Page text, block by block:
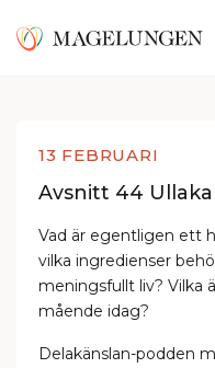
13 FEBRUARI
Avsnitt 44
Vad är egentligen ett
vilka ingredienser
meningsfullt liv? Vilka
mående idag?
Delakänslan-podden